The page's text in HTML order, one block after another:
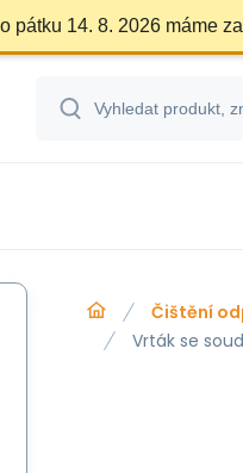
pátku 14. 8. 2026 máme
Čištění
Vrták se